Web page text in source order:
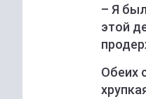
– Я
этой
Обеих